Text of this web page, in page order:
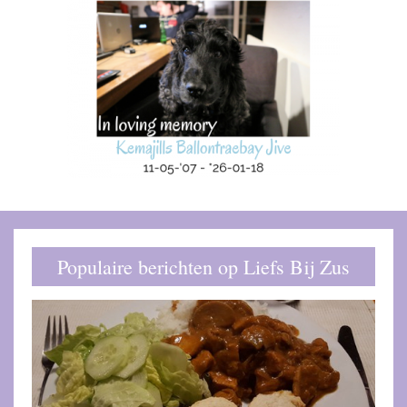
Populaire berichten op Liefs Bij Zus